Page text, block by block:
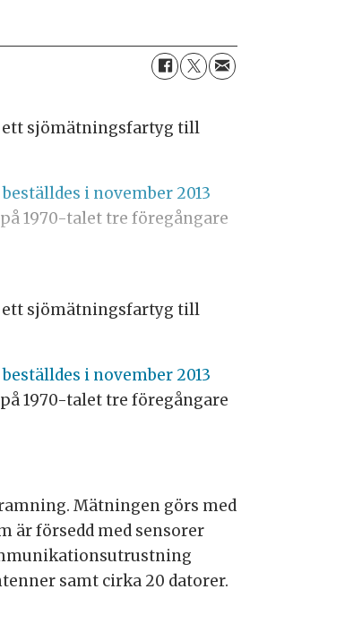
ett sjömätningsfartyg till
beställdes i november 2013
1970-talet tre föregångare
ett sjömätningsfartyg till
beställdes i november 2013
1970-talet tre föregångare
Mätningen görs med
är försedd med sensorer
samt cirka 20 datorer.